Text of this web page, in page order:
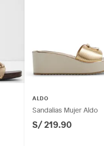
ALDO
Sandalias Mujer Aldo
S/ 219.90